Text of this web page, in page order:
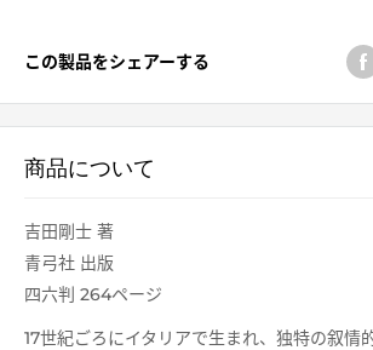
この製品をシェアーする
商品について
吉田剛士 著
青弓社 出版
四六判 264ページ
17世紀ごろにイタリアで生まれ、独特の叙情